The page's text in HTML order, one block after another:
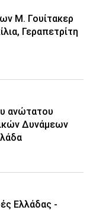
Μ. Γουίτακερ
Γεραπετρίτη
ανώτατου
Δυνάμεων
Ελλάδας -